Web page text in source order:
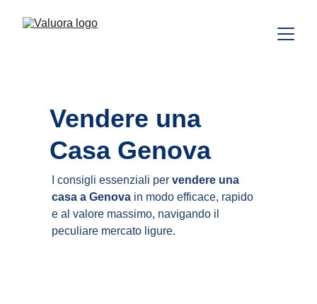
I consigli essenziali per vendere una
casa a Genova in modo efficace, rapido
e al valore massimo, navigando il
peculiare mercato ligure.
Vendere una
Casa Genova